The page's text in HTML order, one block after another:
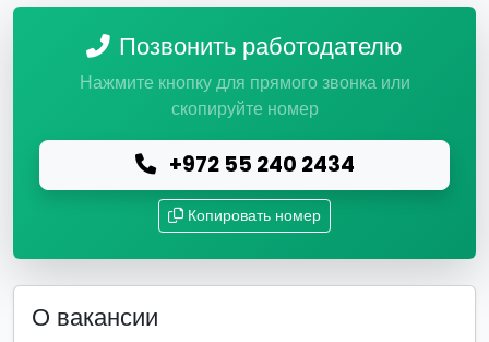
Позвонить работодателю
Нажмите кнопку для прямого звонка или
скопируйте номер
+972 55 240 2434
Копировать номер
О вакансии